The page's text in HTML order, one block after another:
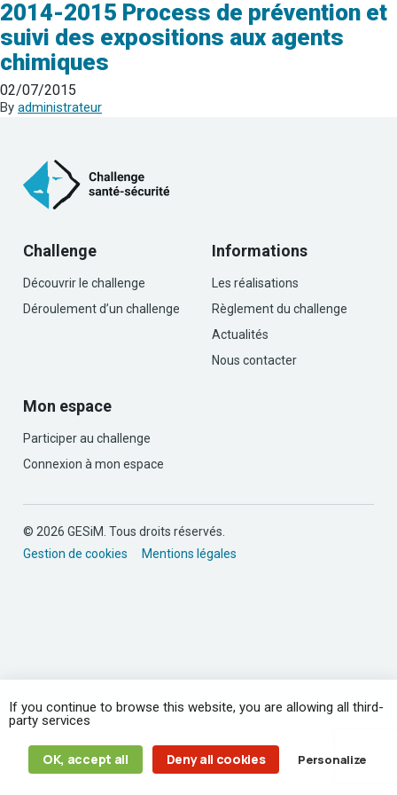
2014-2015 Process de prévention et
suivi des expositions aux agents
chimiques
02/07/2015
By administrateur
Challenge
Découvrir le challenge
Déroulement d’un challenge
Informations
Les réalisations
Règlement du challenge
Actualités
Nous contacter
Mon espace
Participer au challenge
Connexion à mon espace
© 2026 GESiM. Tous droits réservés.
Gestion de cookies
Mentions légales
If you continue to browse this website, you are allowing all third-
party services
OK, accept all Deny all cookies Personalize